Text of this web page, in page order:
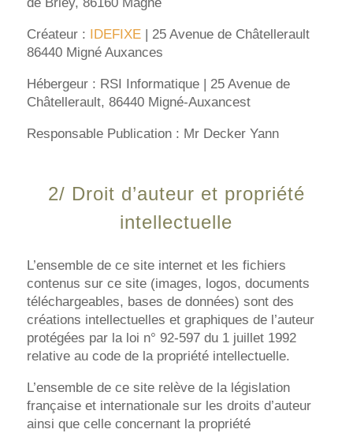
de Briey, 86160 Magné
Créateur : IDEFIXE
| 25 Avenue de Châtellerault
86440 Migné Auxances
Hébergeur : RSI Informatique | 25 Avenue de
Châtellerault, 86440 Migné-Auxancest
Responsable Publication : Mr Decker Yann
2/ Droit d’auteur et propriété
intellectuelle
L’ensemble de ce site internet et les fichiers
contenus sur ce site (images, logos, documents
téléchargeables, bases de données) sont des
créations intellectuelles et graphiques de l’auteur
protégées par la loi n° 92-597 du 1 juillet 1992
relative au code de la propriété intellectuelle.
L’ensemble de ce site relève de la législation
française et internationale sur les droits d’auteur
ainsi que celle concernant la propriété